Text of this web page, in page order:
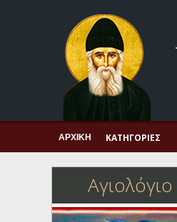
Πνευματική ζωή
Μαρτυρία και διδαχή
Λατρεία και προσευχή
Αγιολόγιο – Εορτολόγιο
Η πίστη στην εποχή μας
ΑΡΧΙΚΉ ΚΑΤΗΓΟΡΊΕΣ